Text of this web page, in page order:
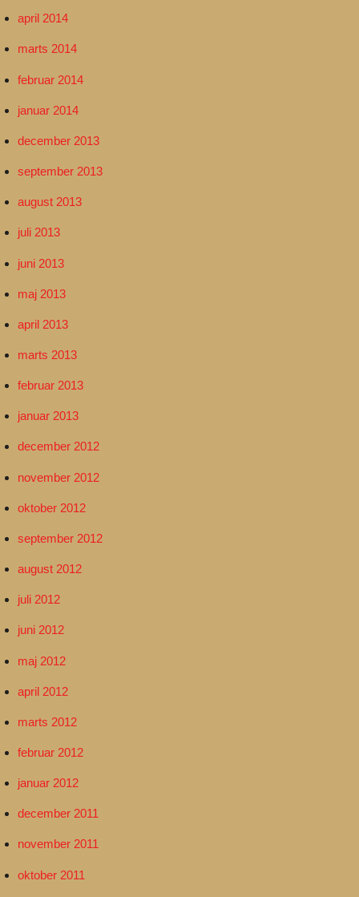
april 2014
marts 2014
februar 2014
januar 2014
december 2013
september 2013
august 2013
juli 2013
juni 2013
maj 2013
april 2013
marts 2013
februar 2013
januar 2013
december 2012
november 2012
oktober 2012
september 2012
august 2012
juli 2012
juni 2012
maj 2012
april 2012
marts 2012
februar 2012
januar 2012
december 2011
november 2011
oktober 2011